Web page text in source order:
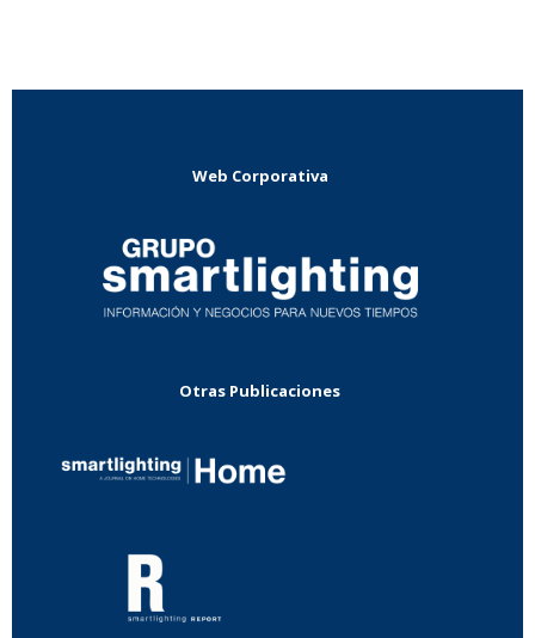
Web Corporativa
Otras Publicaciones